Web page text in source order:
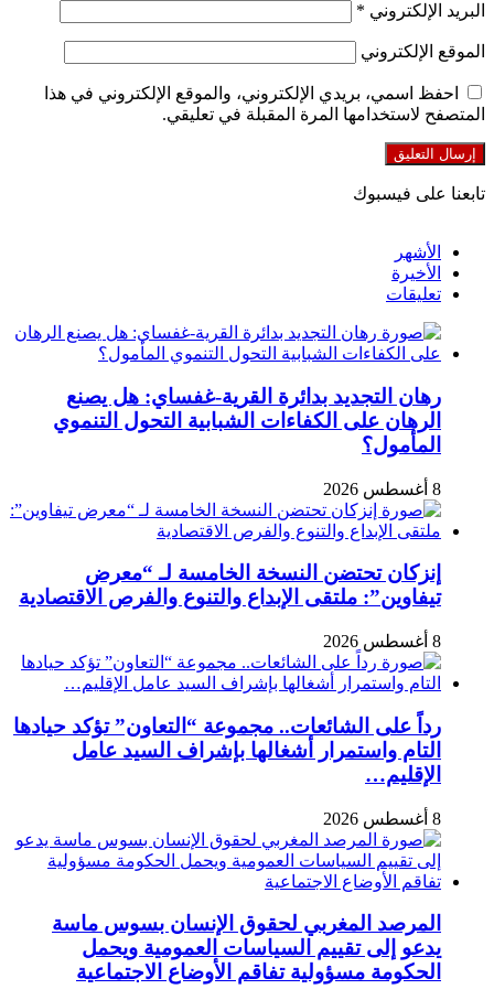
البريد الإلكتروني *
الموقع الإلكتروني
احفظ اسمي، بريدي الإلكتروني، والموقع الإلكتروني في هذا
المتصفح لاستخدامها المرة المقبلة في تعليقي.
تابعنا على فيسبوك
الأشهر
الأخيرة
تعليقات
رهان التجديد بدائرة القرية-غفساي: هل يصنع
الرهان على الكفاءات الشبابية التحول التنموي
المأمول؟
8 أغسطس 2026
إنزكان تحتضن النسخة الخامسة لـ “معرض
تيفاوين”: ملتقى الإبداع والتنوع والفرص الاقتصادية
8 أغسطس 2026
رداً على الشائعات.. مجموعة “التعاون” تؤكد حيادها
التام واستمرار أشغالها بإشراف السيد عامل
الإقليم…
8 أغسطس 2026
المرصد المغربي لحقوق الإنسان بسوس ماسة
يدعو إلى تقييم السياسات العمومية ويحمل
الحكومة مسؤولية تفاقم الأوضاع الاجتماعية